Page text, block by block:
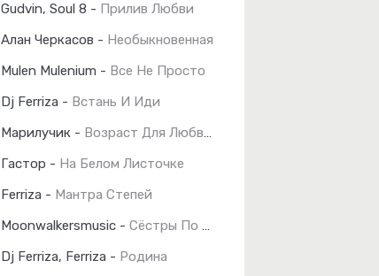
Gudvin, Soul 8 - Прилив Любви
Алан Черкасов - Необыкновенная
Mulen Mulenium - Все Не Просто
Dj Ferriza - Встань И Иди
Марилучик - Возраст Для Любви 40
Гастор - На Белом Листочке
Ferriza - Мантра Степей
Moonwalkersmusic - Сёстры По Сердцу
Dj Ferriza, Ferriza - Родина